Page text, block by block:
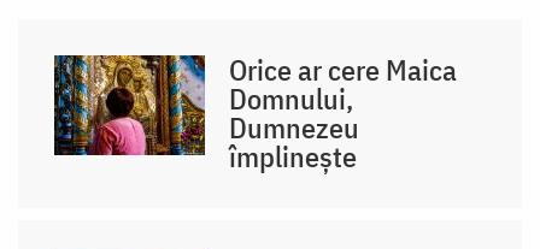
Orice ar cere Maica
Domnului,
Dumnezeu
împlinește